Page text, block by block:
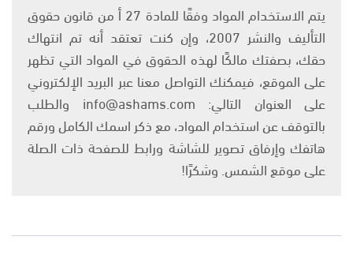
يتم الاستخدام المواد وفقًا للمادة 27 أ من قانون حقوق
التأليف والنشر 2007، وإن كنت تعتقد أنه تم انتهاك
حقك، بصفتك مالكًا لهذه الحقوق في المواد التي تظهر
على الموقع، فيمكنك التواصل معنا عبر البريد الإلكتروني
على العنوان التالي: info@ashams.com والطلب
بالتوقف عن استخدام المواد، مع ذكر اسمك الكامل ورقم
هاتفك وإرفاق تصوير للشاشة ورابط للصفحة ذات الصلة
على موقع الشمس. وشكرًا!